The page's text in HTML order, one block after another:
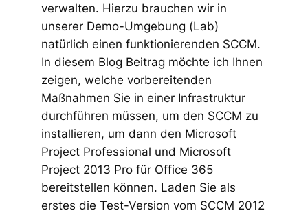
verwalten. Hierzu brauchen wir in
unserer Demo-Umgebung (Lab)
natürlich einen funktionierenden SCCM.
In diesem Blog Beitrag möchte ich Ihnen
zeigen, welche vorbereitenden
Maßnahmen Sie in einer Infrastruktur
durchführen müssen, um den SCCM zu
installieren, um dann den Microsoft
Project Professional und Microsoft
Project 2013 Pro für Office 365
bereitstellen können. Laden Sie als
erstes die Test-Version vom SCCM 2012